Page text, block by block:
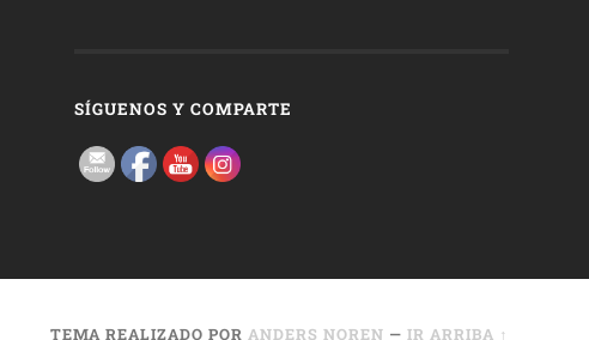
SÍGUENOS Y COMPARTE
TEMA REALIZADO POR ANDERS NOREN — IR ARRIBA ↑